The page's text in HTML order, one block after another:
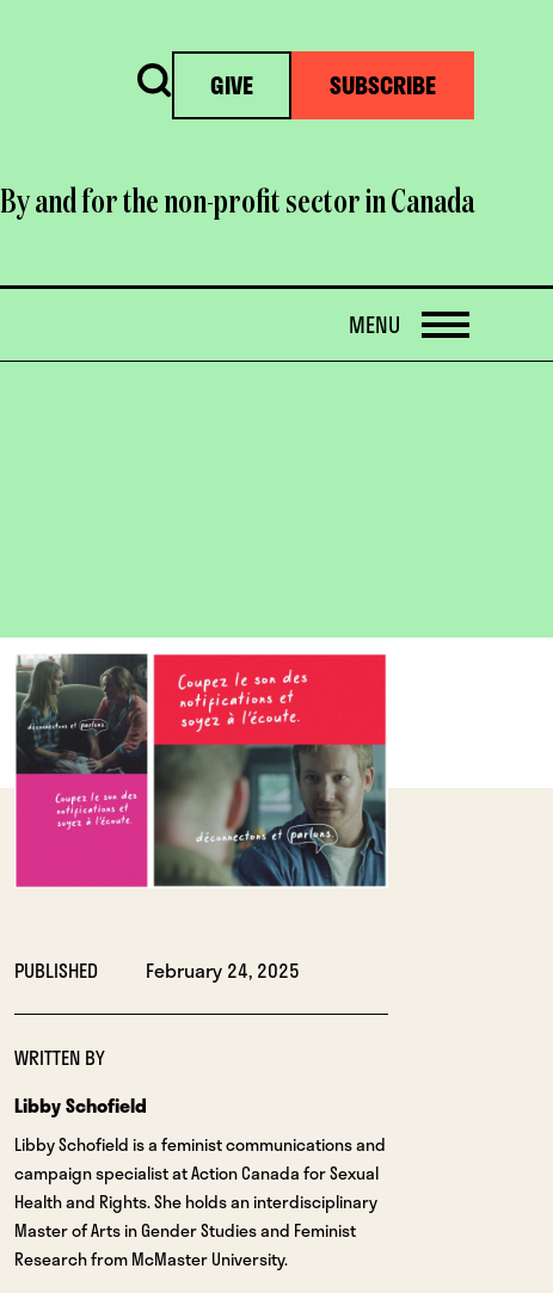
Search GIVE SUBSCRIBE
By and for the non-profit sector in Canada
OPEN
MENU
OPEN
IMAGE
LIGHTBOX
PUBLISHED February 24, 2025
WRITTEN BY
Libby Schofield
Libby Schofield is a feminist communications and
campaign specialist at Action Canada for Sexual
Health and Rights. She holds an interdisciplinary
Master of Arts in Gender Studies and Feminist
Research from McMaster University.